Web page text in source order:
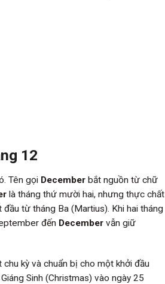
12
Tên gọi December bắt nguồn từ chữ
là tháng thứ mười hai, nhưng thực chất
từ tháng Ba (Martius). Khi hai tháng
đến December vẫn giữ
kỳ và chuẩn bị cho một khởi đầu
Sinh (Christmas) vào ngày 25